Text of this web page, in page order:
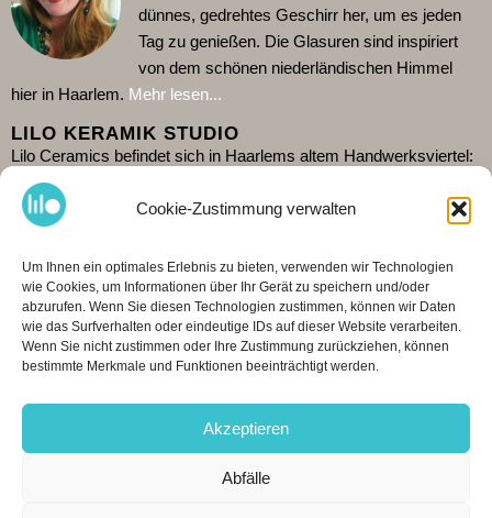
Cookie-Zustimmung verwalten
Um Ihnen ein optimales Erlebnis zu bieten, verwenden wir Technologien
wie Cookies, um Informationen über Ihr Gerät zu speichern und/oder
abzurufen. Wenn Sie diesen Technologien zustimmen, können wir Daten
wie das Surfverhalten oder eindeutige IDs auf dieser Website verarbeiten.
Wenn Sie nicht zustimmen oder Ihre Zustimmung zurückziehen, können
bestimmte Merkmale und Funktionen beeinträchtigt werden.
Akzeptieren
Abfälle
dünnes, gedrehtes Geschirr her, um es jeden
Tag zu genießen. Die Glasuren sind inspiriert
von dem schönen niederländischen Himmel
hier in Haarlem. Mehr lesen...
LILO KERAMIK STUDIO
Lilo Ceramics befindet sich in Haarlems altem Handwerksviertel:
De Burgwal. Besuchen Sie mein Geschäft und sehen Sie mir im
dahinter liegenden Atelier bei der Arbeit zu. Da ich alleine arbeite,
überprüfen.Es ist auch möglicheinkaufenbestellen. Ich
versende weltweit. Auf Wiedersehen!
KONTAKTIEREN &AMP; TEILEN
Spaarnwouderstraat 76, 2011AE Haarlem
+31 (0)6 42208643